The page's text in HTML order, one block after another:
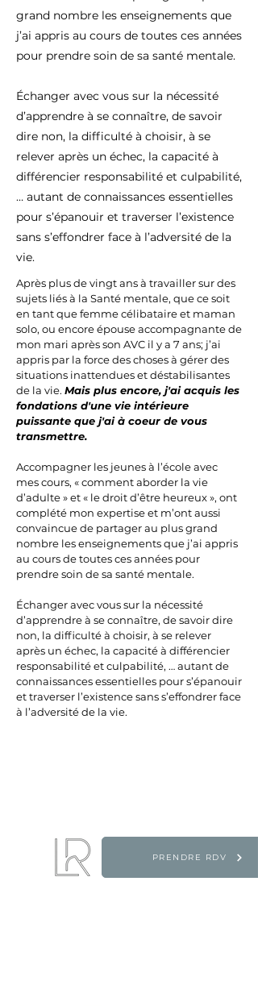
grand nombre les enseignements que
j’ai appris au cours de toutes ces années
pour prendre soin de sa santé mentale.
Échanger avec vous sur la nécessité
d’apprendre à se connaître, de savoir
dire non, la difficulté à choisir, à se
relever après un échec, la capacité à
différencier responsabilité et culpabilité,
… autant de connaissances essentielles
pour s’épanouir et traverser l’existence
sans s’effondrer face à l’adversité de la
vie.
Après plus de vingt ans à travailler sur des
sujets liés à la Santé mentale, que ce soit
en tant que femme célibataire et maman
solo, ou encore épouse accompagnante de
mon mari après son AVC il y a 7 ans; j’ai
appris par la force des choses à gérer des
situations inattendues et déstabilisantes
de la vie. Mais plus encore, j'ai acquis les
fondations d'une vie intérieure
puissante que j'ai à coeur de vous
transmettre.
Accompagner les jeunes à l’école avec
mes cours, « comment aborder la vie
d’adulte » et « le droit d’être heureux », ont
complété mon expertise et m’ont aussi
convaincue de partager au plus grand
nombre les enseignements que j’ai appris
au cours de toutes ces années pour
prendre soin de sa santé mentale.
Échanger avec vous sur la nécessité
d’apprendre à se connaître, de savoir dire
non, la difficulté à choisir, à se relever
après un échec, la capacité à différencier
responsabilité et culpabilité, … autant de
connaissances essentielles pour s’épanouir
et traverser l’existence sans s’effondrer face
à l’adversité de la vie.
PRENDRE RDV